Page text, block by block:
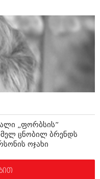
„ფორბსის”
ცნობილ ბრენდს
ოჯახი